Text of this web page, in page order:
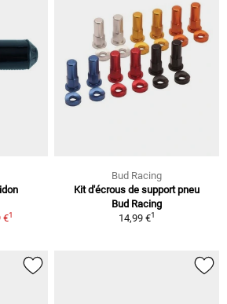
€1
Bud Racing
Kit d'écrous de support pneu
Bud Racing
14,99 €1